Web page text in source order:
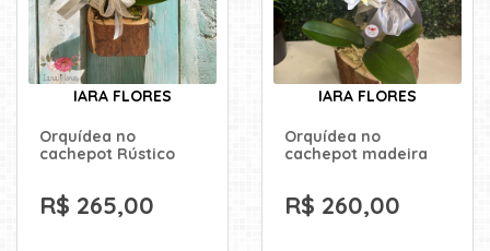
IARA FLORES
Orquídea no
cachepot Rústico
R$ 265,00
IARA FLORES
Orquídea no
cachepot madeira
R$ 260,00